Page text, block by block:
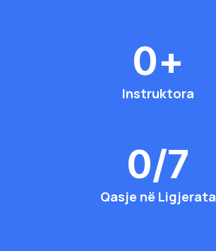
Instruktora
0+
Qasje në Ligjerata
0/7